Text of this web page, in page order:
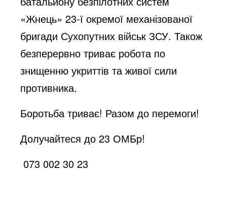
i
d
e
o
«Жнець» 23-ї окремої механізованої
бригади Сухопутних військ ЗСУ. Також
безперервно триває робота по
знищенню укриттів та живої сили
противника.
Боротьба триває! Разом до перемоги!
Долучайтеся до 23 ОМБр!
073 002 30 23